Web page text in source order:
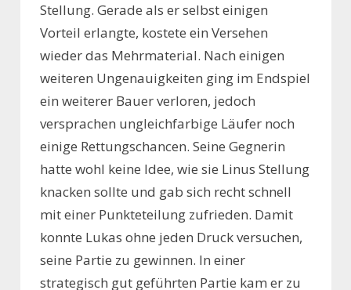
Stellung. Gerade als er selbst einigen
Vorteil erlangte, kostete ein Versehen
wieder das Mehrmaterial. Nach einigen
weiteren Ungenauigkeiten ging im Endspiel
ein weiterer Bauer verloren, jedoch
versprachen ungleichfarbige Läufer noch
einige Rettungschancen. Seine Gegnerin
hatte wohl keine Idee, wie sie Linus Stellung
knacken sollte und gab sich recht schnell
mit einer Punkteteilung zufrieden. Damit
konnte Lukas ohne jeden Druck versuchen,
seine Partie zu gewinnen. In einer
strategisch gut geführten Partie kam er zu